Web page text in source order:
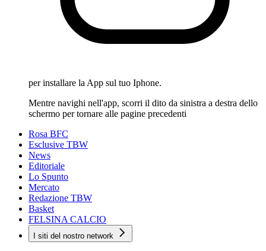
per installare la App sul tuo Iphone.
Mentre navighi nell'app, scorri il dito da sinistra a destra dello
schermo per tornare alle pagine precedenti
Rosa BFC
Esclusive TBW
News
Editoriale
Lo Spunto
Mercato
Redazione TBW
Basket
FELSINA CALCIO
I siti del nostro network